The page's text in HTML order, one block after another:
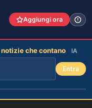
Aggiungi ora
che contano IA
Entra